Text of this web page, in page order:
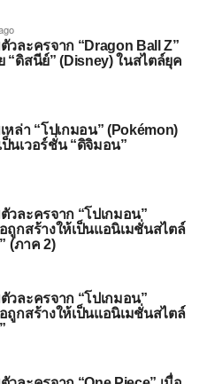
วละครจาก “Dragon Ball Z”
“ดิสนีย์” (Disney) ในสไตล์ยุค
หล่า “โปเกมอน” (Pokémon)
ป็นเวอร์ชั่น “ดิจิมอน”
วละครจาก “โปเกมอน”
ถูกสร้างให้เป็นแอนิเมชั่นสไตล์
(ภาค 2)
วละครจาก “โปเกมอน”
ถูกสร้างให้เป็นแอนิเมชั่นสไตล์